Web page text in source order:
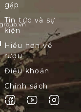
gặp
Tin tức và sự
kiện
Hiểu hơn về
rượu
Điều khoản
Chính sách